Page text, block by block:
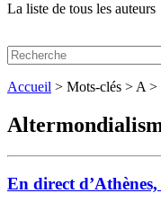
La liste de tous les auteurs
Accueil > Mots-clés > A >
En direct